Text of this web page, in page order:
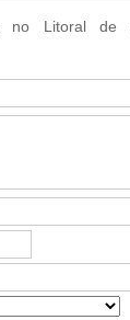
no Litoral de